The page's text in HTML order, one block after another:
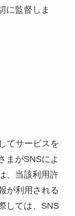
に監督しま
てサービスを
まがSNSによ
、当該利用許
が利用される
しては、SNS